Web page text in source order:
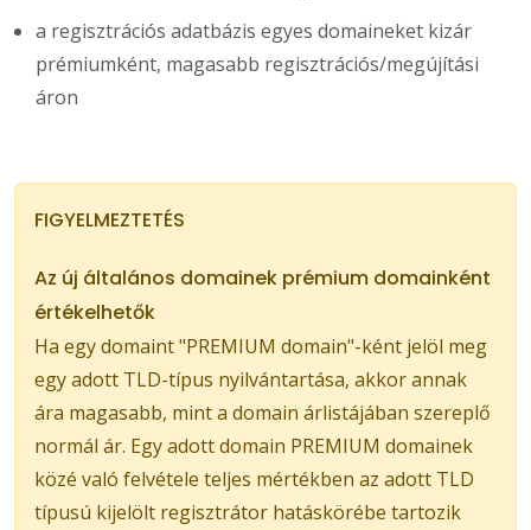
a regisztrációs adatbázis egyes domaineket kizár
prémiumként, magasabb regisztrációs/megújítási
áron
FIGYELMEZTETÉS
Az új általános domainek prémium domainként
értékelhetők
Ha egy domaint "PREMIUM domain"-ként jelöl meg
egy adott TLD-típus nyilvántartása, akkor annak
ára magasabb, mint a domain árlistájában szereplő
normál ár. Egy adott domain PREMIUM domainek
közé való felvétele teljes mértékben az adott TLD
típusú kijelölt regisztrátor hatáskörébe tartozik